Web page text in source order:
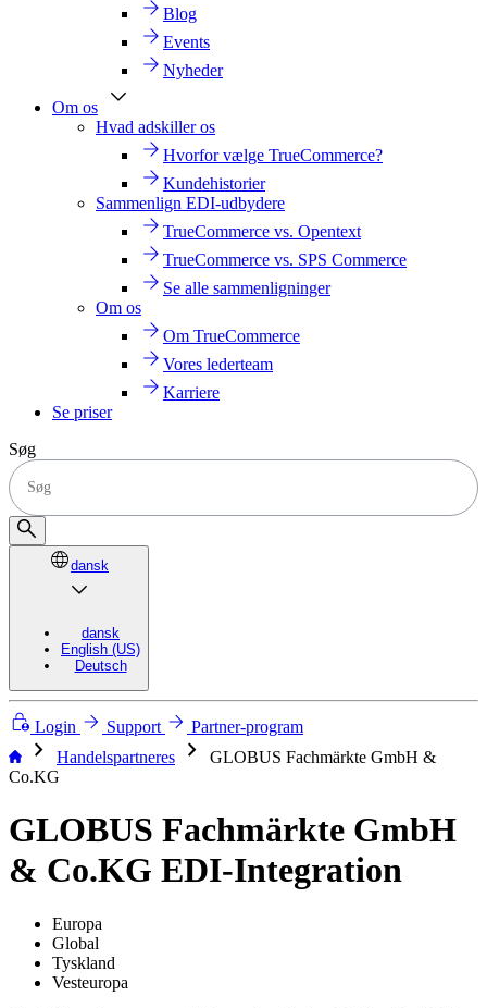
Blog
Events
Nyheder
Om os
Hvad adskiller os
Hvorfor vælge TrueCommerce?
Kundehistorier
Sammenlign EDI-udbydere
TrueCommerce vs. Opentext
TrueCommerce vs. SPS Commerce
Se alle sammenligninger
Om os
Om TrueCommerce
Vores lederteam
Karriere
Se priser
Søg
dansk
dansk
English (US)
Deutsch
Login Support Partner-program
chevron_right Handelspartneres chevron_right
GLOBUS Fachmärkte GmbH &
Co.KG
GLOBUS Fachmärkte GmbH
& Co.KG EDI-Integration
Europa
Global
Tyskland
Vesteuropa